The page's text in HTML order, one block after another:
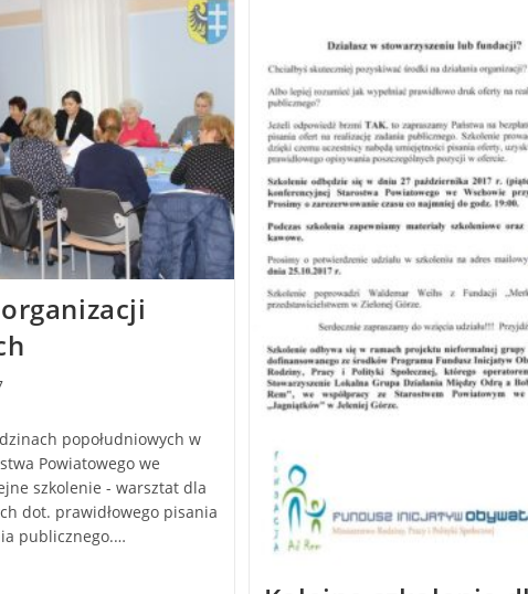
popołudniowych w
Powiatowego we
szkolenie - warsztat dla
dot. prawidłowego pisania
publicznego.…